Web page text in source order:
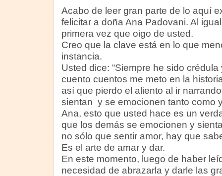
Acabo de leer gran parte de lo aquí
felicitar a doña Ana Padovani. Al
primera vez que oigo de usted.
Creo que la clave está en lo que
instancia.
Usted dice: “Siempre he sido
cuento cuentos me meto en la
así que pierdo el aliento al ir
sientan y se emocionen tanto como
Ana, esto que usted hace es un
que los demás se emocionen y
no sólo que sentir amor, hay que
Es el arte de amar y dar.
En este momento, luego de haber
necesidad de abrazarla y darle las